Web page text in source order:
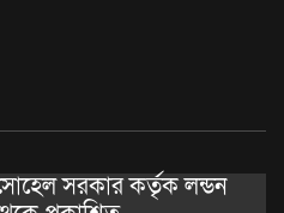
সরকার কর্তৃক লন্ডন